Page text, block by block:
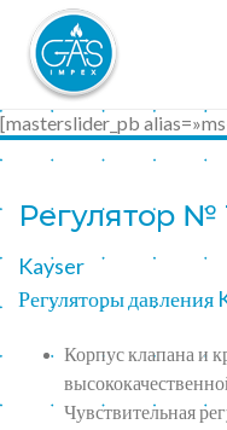
[masterslider_pb
Регулятор №
Kayser
Регуляторы давления
Корпус клапана и
Чувствительная